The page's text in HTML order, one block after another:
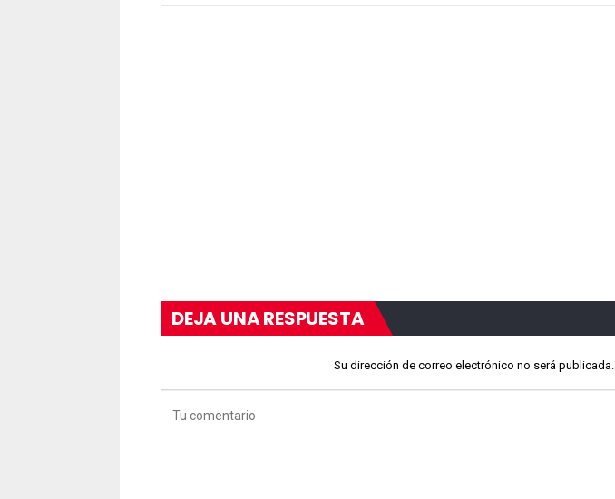
DEJA UNA RESPUESTA
Su dirección de correo electrónico no será publicada.